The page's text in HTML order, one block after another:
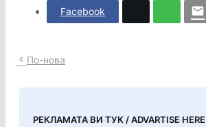
Facebook
По-нова
РЕКЛАМАТА ВИ ТУК / ADVARTISE HERE